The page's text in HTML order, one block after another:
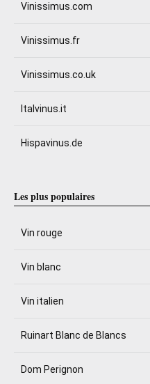
Vinissimus.com
Vinissimus.fr
Vinissimus.co.uk
Italvinus.it
Hispavinus.de
Les plus populaires
Vin rouge
Vin blanc
Vin italien
Ruinart Blanc de Blancs
Dom Perignon